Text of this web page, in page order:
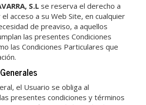
S.L se reserva el derecho a
acceso a su Web Site, en cualquier
de preaviso, a aquellos
las presentes Condiciones
las Condiciones Particulares que
el Usuario se obliga al
presentes condiciones y términos